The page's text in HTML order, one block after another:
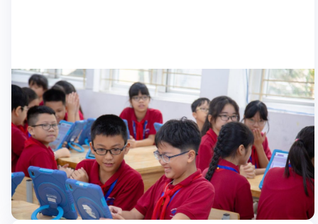
Blog
Nexta triển khai thí điểm thành công Lớp
học thông minh tại PTCS Nguyễn Đình
Chiểu
Lớp học thông minh Nexta mang đến trải nghiệm học tập hiện
đại qua các môn Toán, Tiếng Việt, Tiếng Anh cho học sinh
trường PTCS Nguyễn Đình Chiểu, mở ra bước tiến lớn trong
hành trình chuyển đổi số giáo dục. Sáng ngày 17/10, giải pháp
lớp học thông minh và thư viện số […]
18/10/2024